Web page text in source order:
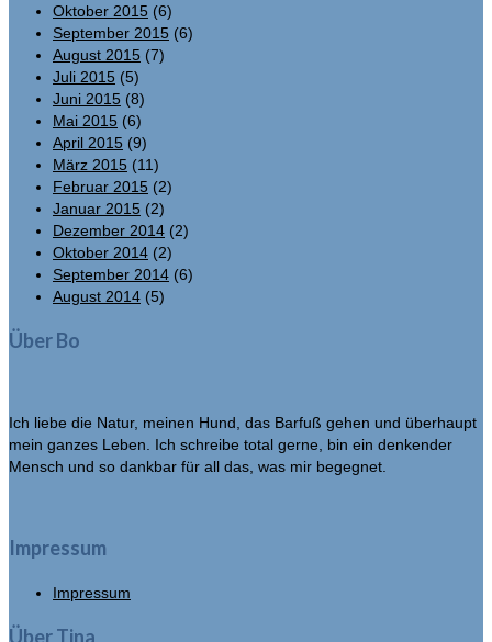
Oktober 2015 (6)
September 2015 (6)
August 2015 (7)
Juli 2015 (5)
Juni 2015 (8)
Mai 2015 (6)
April 2015 (9)
März 2015 (11)
Februar 2015 (2)
Januar 2015 (2)
Dezember 2014 (2)
Oktober 2014 (2)
September 2014 (6)
August 2014 (5)
Über Bo
Ich liebe die Natur, meinen Hund, das Barfuß gehen und überhaupt
mein ganzes Leben. Ich schreibe total gerne, bin ein denkender
Mensch und so dankbar für all das, was mir begegnet.
Impressum
Impressum
Über Tina